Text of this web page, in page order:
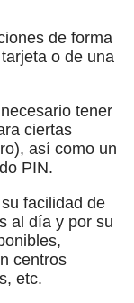
de forma
o de una
tener
ciertas
así como un
PIN.
facilidad de
al día y por su
centros
etc.